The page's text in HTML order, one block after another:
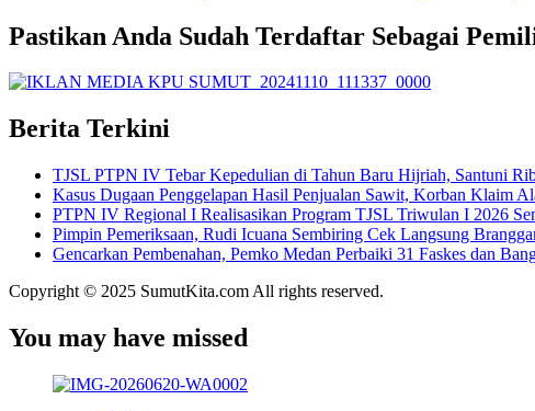
Pastikan Anda Sudah Terdaftar Sebagai
Berita Terkini
TJSL PTPN IV Tebar Kepedulian di Tahun Baru Hijriah, Santuni
Kasus Dugaan Penggelapan Hasil Penjualan Sawit, Korban Klaim
PTPN IV Regional I Realisasikan Program TJSL Triwulan I 2026
Pimpin Pemeriksaan, Rudi Icuana Sembiring Cek Langsung
Gencarkan Pembenahan, Pemko Medan Perbaiki 31 Faskes dan
Copyright © 2025 SumutKita.com All rights reserved.
You may have missed